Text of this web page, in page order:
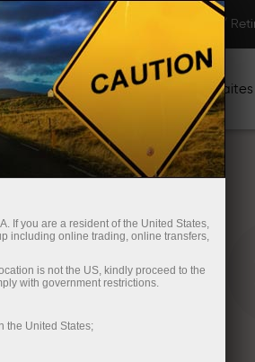
de trading Déposer /
Pour les
Campagnes
If you are a resident of the United States,
including online trading, online transfers,
is not the US, kindly proceed to the
with government restrictions.
the United States;